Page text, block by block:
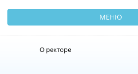
МЕНЮ
О ректоре